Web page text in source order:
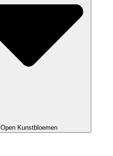
Open Kunstbloemen